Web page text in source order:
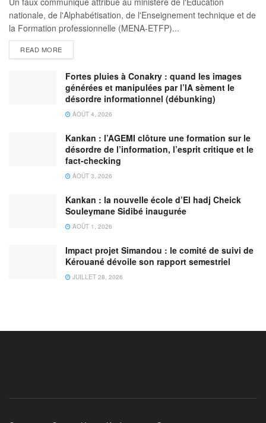
nationale, de l'Alphabétisation, de l'Enseignement technique et de
la Formation professionnelle (MENA-ETFP)...
READ MORE
Fortes pluies à Conakry : quand les images
générées et manipulées par l’IA sèment le
désordre informationnel (débunking)
AOÛT 4, 2026
Kankan : l’AGEMI clôture une formation sur le
désordre de l’information, l’esprit critique et le
fact-checking
AOÛT 3, 2026
Kankan : la nouvelle école d’El hadj Cheick
Souleymane Sidibé inaugurée
AOÛT 1, 2026
Impact projet Simandou : le comité de suivi de
Kérouané dévoile son rapport semestriel
JUILLET 28, 2026